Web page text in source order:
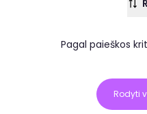
Pagal paieškos
Rodyti